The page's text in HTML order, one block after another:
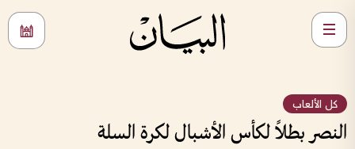
كل الألعاب
النصر بطلاً لكأس الأشبال لكرة السلة